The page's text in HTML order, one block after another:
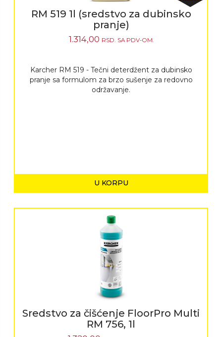
RM 519 1l (sredstvo za dubinsko
pranje)
1.314,00 RSD. SA PDV-OM.
Karcher RM 519 - Tečni deterdžent za dubinsko
pranje sa formulom za brzo sušenje za redovno
održavanje.
U KORPU
Sredstvo za čišćenje FloorPro Multi
RM 756, 1l